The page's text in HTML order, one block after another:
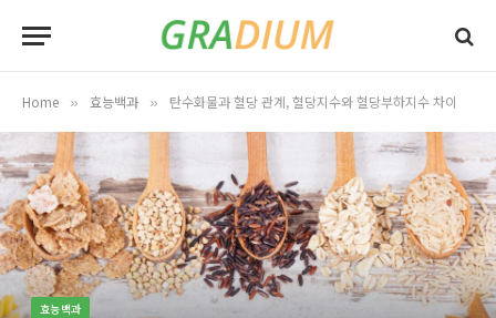
Home » 효능백과 » 탄수화물과 혈당 관계, 혈당지수와 혈당부하지수 차이
효능백과